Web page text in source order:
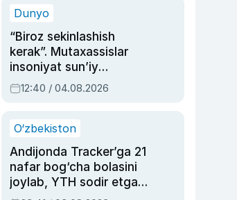
Dunyo
“Biroz sekinlashish
kerak”. Mutaxassislar
insoniyat sun’iy
intellektni boshqara
olmay qolishidan xavotir
12:40 / 04.08.2026
O‘zbekiston
Andijonda Tracker’ga 21
nafar bog‘cha bolasini
joylab, YTH sodir etgan
ayolga sud hukmi o‘qildi